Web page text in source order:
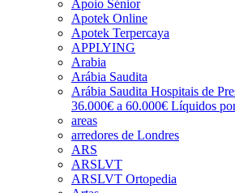
Apoio Sénior
Apotek Online
Apotek Terpercaya
APPLYING
Arabia
Arábia Saudita
Arábia Saudita Hospitais de
36.000€ a 60.000€ Líquidos
areas
arredores de Londres
ARS
ARSLVT
ARSLVT Ortopedia